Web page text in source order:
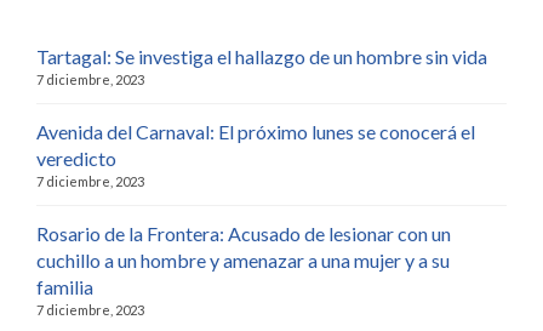
Tartagal: Se investiga el hallazgo de un hombre sin vida
7 diciembre, 2023
Avenida del Carnaval: El próximo lunes se conocerá el
veredicto
7 diciembre, 2023
Rosario de la Frontera: Acusado de lesionar con un
cuchillo a un hombre y amenazar a una mujer y a su
familia
7 diciembre, 2023